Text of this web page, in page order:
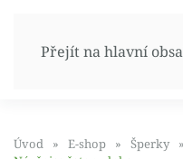
Přejít na hlavní
Úvod E-shop Šperky